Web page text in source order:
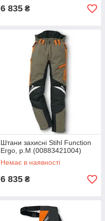
6 835 ₴
Штани захисні Stihl Function
Ergo, р.М (00883421004)
Немає в наявності
6 835 ₴